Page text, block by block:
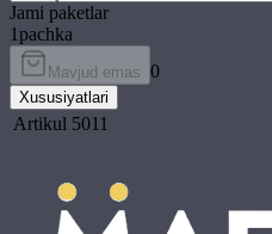
Jami paketlar
1pachka
Mavjud emas 0
Xususiyatlari
Artikul 5011